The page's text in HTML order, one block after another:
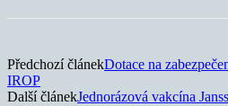
Předchozí článekDotace na
IROP
Další článekJednorázová vakcína